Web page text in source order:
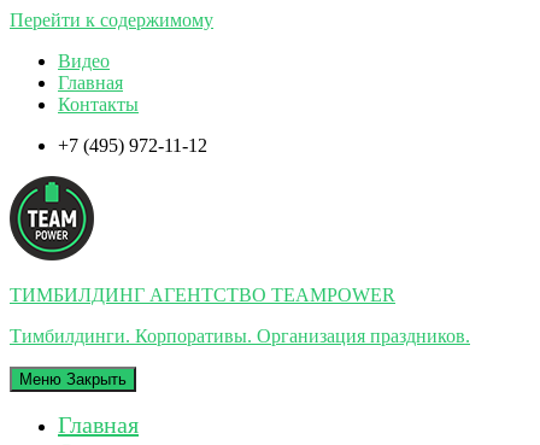
Перейти к содержимому
Видео
Главная
Контакты
+7 (495) 972-11-12
ТИМБИЛДИНГ АГЕНТСТВО TEAMPOWER
Тимбилдинги. Корпоративы. Организация праздников.
Меню Закрыть
Главная